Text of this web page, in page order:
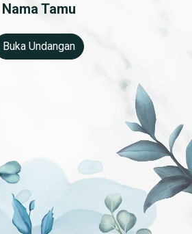
Nama Tamu
Buka Undangan